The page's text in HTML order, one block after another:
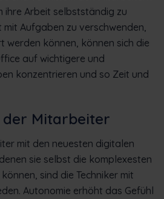
ihre Arbeit selbstständig zu
Aufgaben zu verschwenden,
werden können, können sich die
auf wichtigere und
konzentrieren und so Zeit und
Mitarbeiter
mit den neuesten digitalen
sie selbst die komplexesten
sind die Techniker mit
Autonomie erhöht das Gefühl